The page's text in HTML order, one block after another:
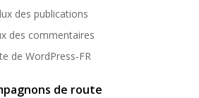
des publications
des commentaires
de WordPress-FR
de route